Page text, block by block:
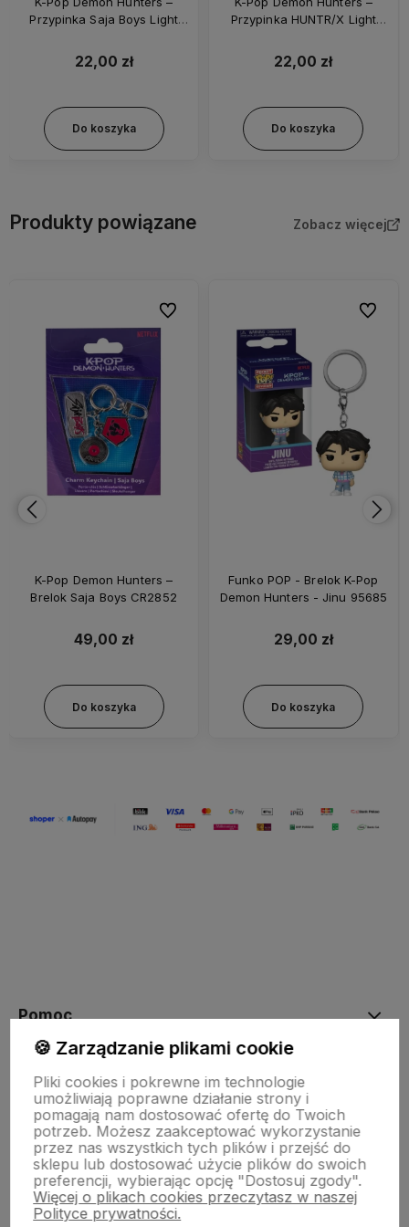
Przypinka Saja Boys Light
22,00 zł
Do koszyka
Przypinka HUNTR/X Light
22,00 zł
Do koszyka
Produkty powiązane Zobacz więcej
K-Pop Demon Hunters –
Brelok Saja Boys CR2852
49,00 zł
Do koszyka
Do ulubionych
Funko POP - Brelok K-Pop
Demon Hunters - Jinu 95685
29,00 zł
Do koszyka
Do
Pomoc
Moje konto
Płatności i dostawa
Informacje
🍪 Zarządzanie plikami cookie
Pliki cookies i pokrewne im technologie
umożliwiają poprawne działanie strony i
pomagają nam dostosować ofertę do Twoich
potrzeb. Możesz zaakceptować wykorzystanie
przez nas wszystkich tych plików i przejść do
sklepu lub dostosować użycie plików do swoich
preferencji, wybierając opcję "Dostosuj zgody".
Więcej o plikach cookies przeczytasz w naszej
Polityce prywatności.